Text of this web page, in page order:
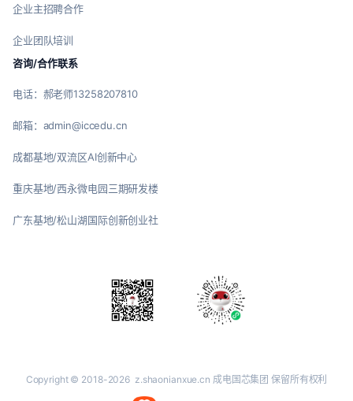
企业主招聘合作
企业团队培训
咨询/合作联系
电话：郝老师13258207810
邮箱：admin@iccedu.cn
成都基地/双流区AI创新中心
重庆基地/西永微电园三期研发楼
广东基地/松山湖国际创新创业社
Copyright © 2018-2026 z.shaonianxue.cn 成电国芯集团 保留所有权利